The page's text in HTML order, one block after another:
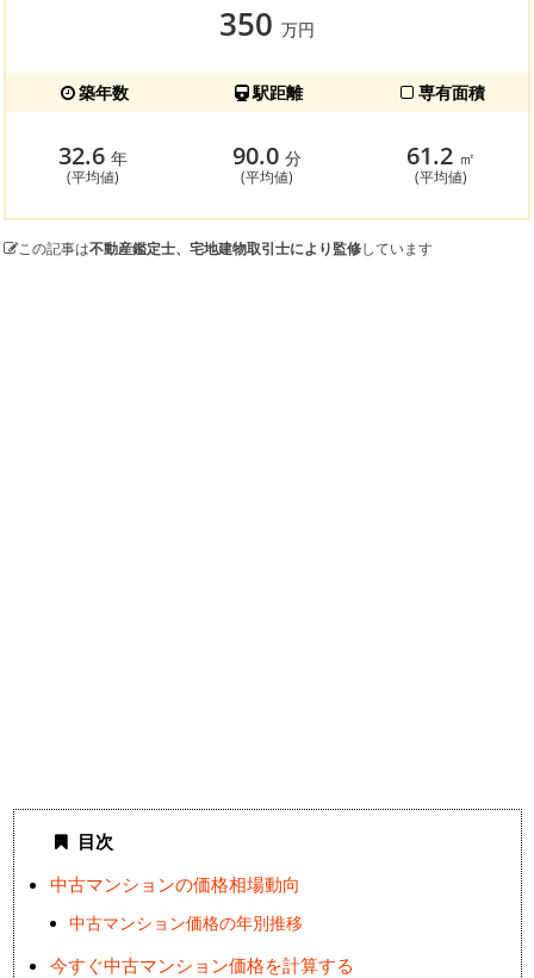
350 万円
築年数 駅距離 専有面積
32.6 年
(平均値)
90.0 分
(平均値)
61.2 ㎡
(平均値)
この記事は不動産鑑定士、宅地建物取引士により監修しています
目次
中古マンションの価格相場動向
中古マンション価格の年別推移
今すぐ中古マンション価格を計算する